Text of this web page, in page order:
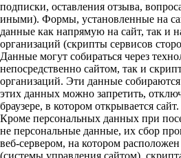
подписки, оставления отзыва,
иными). Формы, установленные на
данные как напрямую на сайт, так и
организаций (скрипты сервисов
Данные могут собираться через
непосредственно сайтом, так и
организаций. Эти данные
этих данных можно запретить,
браузере, в котором открывается
Кроме персональных данных при
не персональные данные, их сбор
веб-сервером, на котором